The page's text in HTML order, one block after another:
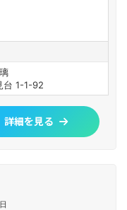
台 1-1-92
詳細を見る